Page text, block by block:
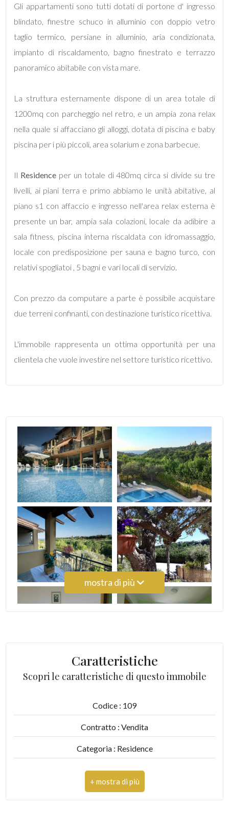
Gli appartamenti sono tutti dotati di portone d' ingresso
blindato, finestre schuco in alluminio con doppio vetro
taglio termico, persiane in alluminio, aria condizionata,
impianto di riscaldamento, bagno finestrato e terrazzo
panoramico abitabile con vista mare.
La struttura esternamente dispone di un area totale di
1200mq con parcheggio nel retro, e un ampia zona relax
nella quale si affacciano gli alloggi, dotata di piscina e baby
piscina per i più piccoli, area solarium e zona barbecue.
Il Residence per un totale di 480mq circa si divide su tre
livelli, ai piani terra e primo abbiamo le unità abitative, al
piano s1 con affaccio e ingresso nell'area relax esterna è
presente un bar, ampia sala colazioni, locale da adibire a
sala fitness, piscina interna riscaldata con idromassaggio,
locale con predisposizione per sauna e bagno turco, con
relativi spogliatoi , 5 bagni e vari locali di servizio.
Con prezzo da computare a parte è possibile acquistare
due terreni confinanti, con destinazione turistico ricettiva.
L'immobile rappresenta un ottima opportunità per una
clientela che vuole investire nel settore turistico ricettivo.
mostra di più
Caratteristiche
Scopri le caratteristiche di questo immobile
Codice : 109
Contratto : Vendita
Categoria : Residence
Indirizzo : Contrada Fonte Trufo, 15
CAP : 63061
1
2
4
Bagni
minimi
2
4
Camere
minime
Qualsiasi
1
3
5+
-